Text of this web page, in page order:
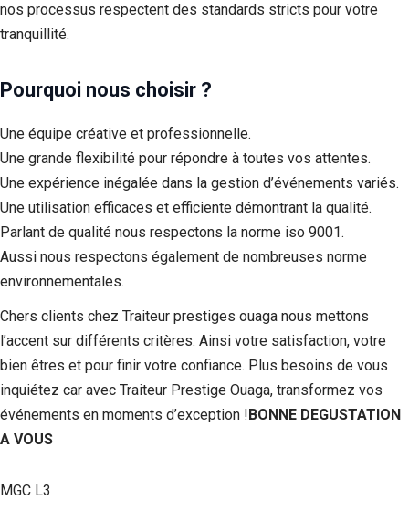
nos processus respectent des standards stricts pour votre
tranquillité.
Pourquoi nous choisir ?
Une équipe créative et professionnelle.
Une grande flexibilité pour répondre à toutes vos attentes.
Une expérience inégalée dans la gestion d’événements variés.
Une utilisation efficaces et efficiente démontrant la qualité.
Parlant de qualité nous respectons la norme iso 9001.
Aussi nous respectons également de nombreuses norme
environnementales.
Chers clients chez Traiteur prestiges ouaga nous mettons
l’accent sur différents critères. Ainsi votre satisfaction, votre
bien êtres et pour finir votre confiance. Plus besoins de vous
inquiétez car avec Traiteur Prestige Ouaga, transformez vos
événements en moments d’exception ! BONNE DEGUSTATION
A VOUS
MGC L3